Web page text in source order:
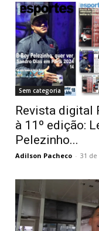
Sem categoria
Revista digital
à 11º edição:
Pelezinho...
Adilson Pacheco - 31 de